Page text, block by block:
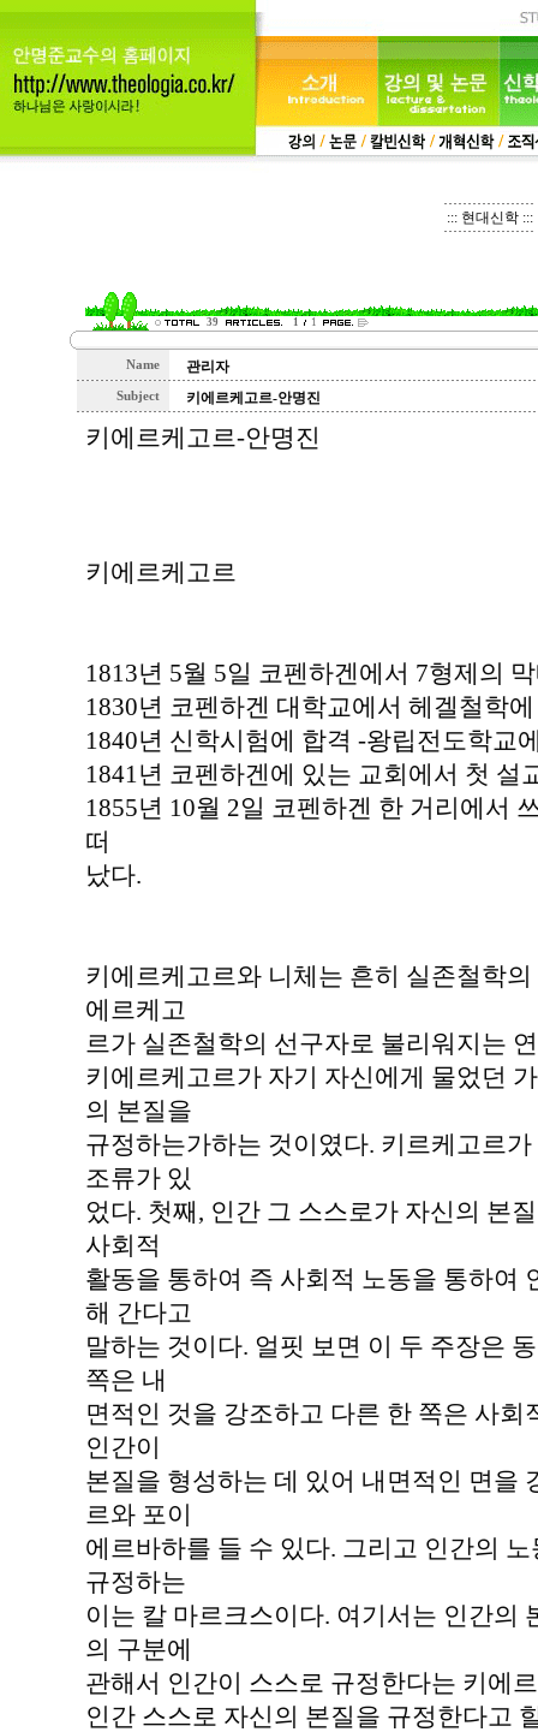
::: 현대신학 :::
39 1 1
Name 관리자
Subject 키에르케고르-안명진
키에르케고르-안명진
키에르케고르
1813년 5월 5일 코펜하겐에서 7형제의
1830년 코펜하겐 대학교에서 헤겔철학
1840년 신학시험에 합격 -왕립전도학교
1841년 코펜하겐에 있는 교회에서 첫 설
1855년 10월 2일 코펜하겐 한 거리에서
떠
났다.
키에르케고르와 니체는 흔히 실존철학
에르케고
르가 실존철학의 선구자로 불리워지는
키에르케고르가 자기 자신에게 물었던
의 본질을
규정하는가하는 것이였다. 키르케고르
조류가 있
었다. 첫째, 인간 그 스스로가 자신의 본
사회적
활동을 통하여 즉 사회적 노동을 통하여
해 간다고
말하는 것이다. 얼핏 보면 이 두 주장은
쪽은 내
면적인 것을 강조하고 다른 한 쪽은 사
인간이
본질을 형성하는 데 있어 내면적인 면을
르와 포이
에르바하를 들 수 있다. 그리고 인간의
규정하는
이는 칼 마르크스이다. 여기서는 인간의
의 구분에
관해서 인간이 스스로 규정한다는 키에
인간 스스로 자신의 본질을 규정한다고